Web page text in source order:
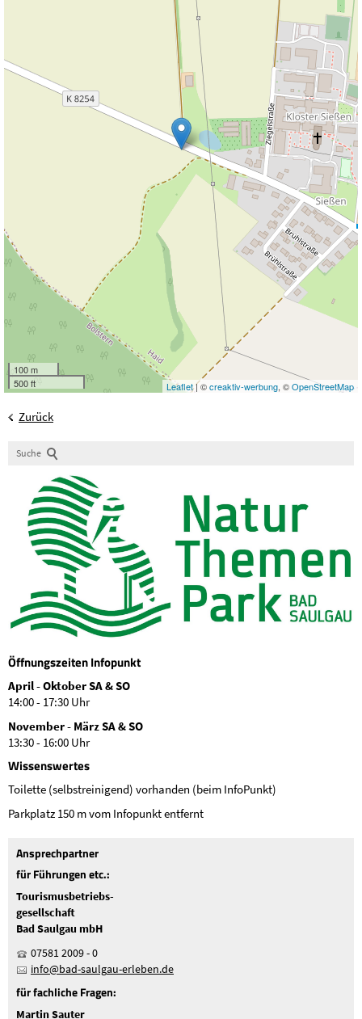
100 m
500 ft
Leaflet| ©creaktiv-werbung, ©OpenStreetMap
Zurück
Suche
Öffnungszeiten Infopunkt
April - Oktober SA & SO
14:00 - 17:30 Uhr
November - März SA & SO
13:30 - 16:00 Uhr
Wissenswertes
Toilette (selbstreinigend) vorhanden (beim InfoPunkt)
Parkplatz 150 m vom Infopunkt entfernt
Ansprechpartner
für Führungen etc.:
Tourismusbetriebs-
gesellschaft
Bad Saulgau mbH
07581 2009 - 0
nf
b d-s lg - rl b n d
für fachliche Fragen:
Martin Sauter